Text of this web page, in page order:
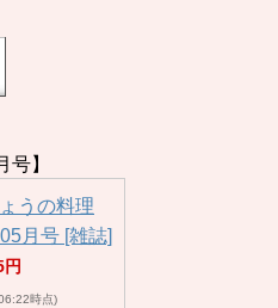
】
うの料理
月号 [雑誌]
時点)